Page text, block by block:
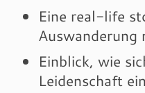
Eine real-life
Auswanderung
Einblick, wie
Leidenschaft